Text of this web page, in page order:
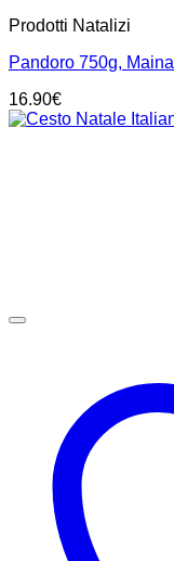
Prodotti Natalizi
Pandoro 750g, Maina
16.90€